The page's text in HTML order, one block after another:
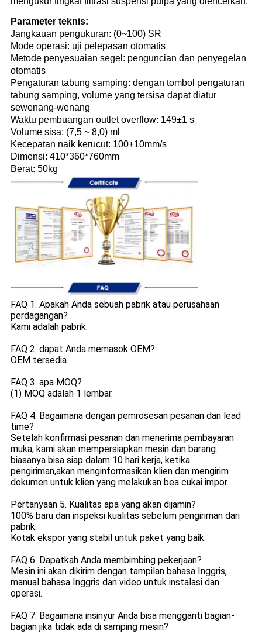
Parameter teknis:
Jangkauan pengukuran: (0~100) SR
Mode operasi: uji pelepasan otomatis
Metode penyesuaian segel: penguncian dan penyegelan
otomatis
Pengaturan tabung samping: dengan tombol pengaturan
tabung samping, volume yang tersisa dapat diatur
sewenang-wenang
Waktu pembuangan outlet overflow: 149±1 s
Volume sisa: (7,5 ~ 8,0) ml
Kecepatan naik kerucut: 100±10mm/s
Dimensi: 410*360*760mm
Berat: 50kg
FAQ 1. Apakah Anda sebuah pabrik atau perusahaan
perdagangan?
Kami adalah pabrik.
FAQ 2. dapat Anda memasok OEM?
OEM tersedia.
FAQ 3. apa MOQ?
(1) MOQ adalah 1 lembar.
FAQ 4. Bagaimana dengan pemrosesan pesanan dan lead
time?
Setelah konfirmasi pesanan dan menerima pembayaran
muka, kami akan mempersiapkan mesin dan barang.
biasanya bisa siap dalam 10 hari kerja, ketika
pengiriman,akan menginformasikan klien dan mengirim
dokumen untuk klien yang melakukan bea cukai impor.
Pertanyaan 5. Kualitas apa yang akan dijamin?
100% baru dan inspeksi kualitas sebelum pengiriman dari
pabrik.
Kotak ekspor yang stabil untuk paket yang baik.
FAQ 6. Dapatkah Anda membimbing pekerjaan?
Mesin ini akan dikirim dengan tampilan bahasa Inggris,
manual bahasa Inggris dan video untuk instalasi dan
operasi.
FAQ 7. Bagaimana insinyur Anda bisa mengganti bagian-
bagian jika tidak ada di samping mesin?